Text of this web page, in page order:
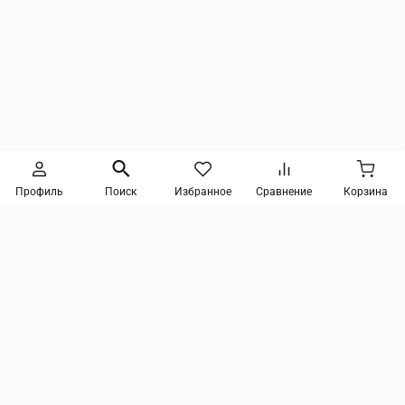
Следите за новинками и акциями
Профиль Поиск Избранное Сравнение Корзина